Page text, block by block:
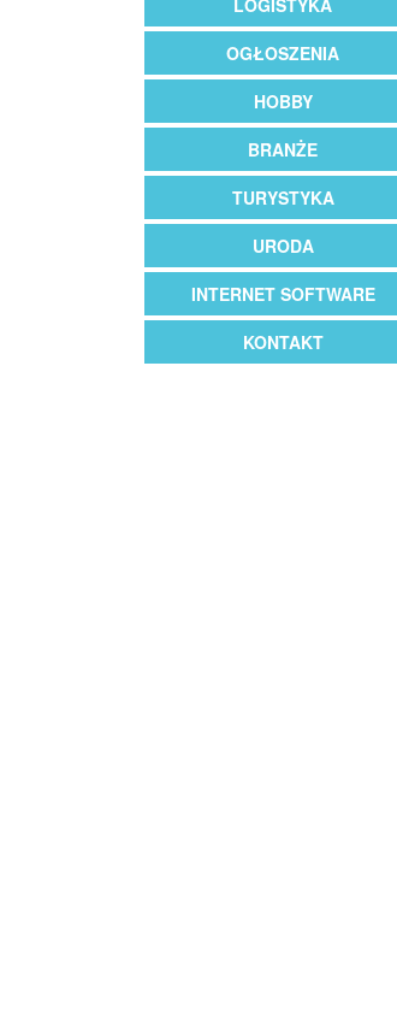
LOGISTYKA
OGŁOSZENIA
HOBBY
BRANŻE
TURYSTYKA
URODA
INTERNET SOFTWARE
KONTAKT